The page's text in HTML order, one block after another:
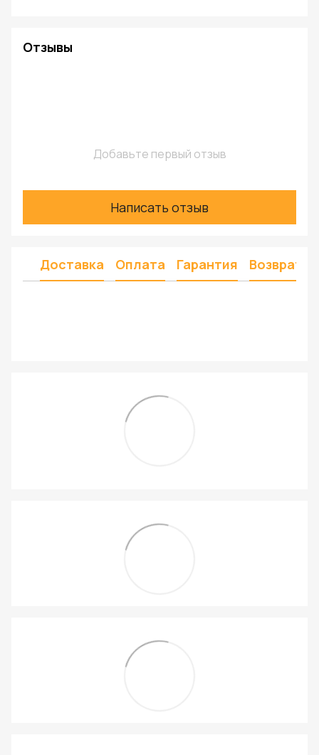
Отзывы
Добавьте первый отзыв
Написать отзыв
Доставка Оплата Гарантия Возврат